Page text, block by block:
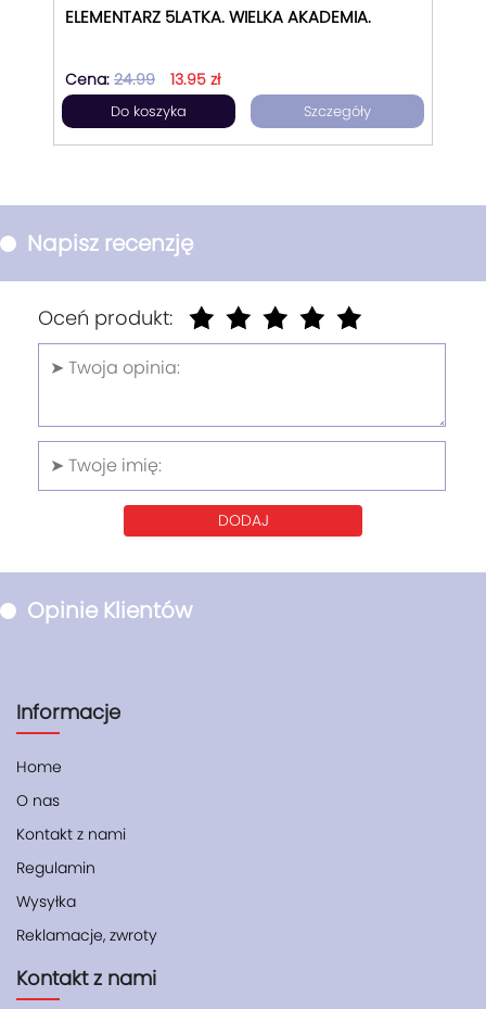
ELEMENTARZ 5LATKA. WIELKA AKADEMIA.
Cena: 24.99 13.95 zł
Do koszyka Szczegóły
Napisz recenzję
Oceń produkt:
DODAJ
Opinie Klientów
Informacje
Home
O nas
Kontakt z nami
Regulamin
Wysyłka
Reklamacje, zwroty
Kontakt z nami